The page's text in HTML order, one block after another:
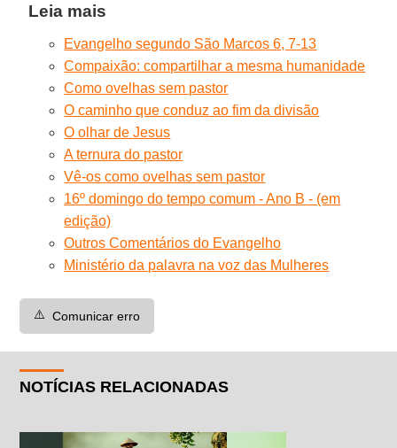
Leia mais
Evangelho segundo São Marcos 6, 7-13
Compaixão: compartilhar a mesma humanidade
Como ovelhas sem pastor
O caminho que conduz ao fim da divisão
O olhar de Jesus
A ternura do pastor
Vê-os como ovelhas sem pastor
16º domingo do tempo comum - Ano B - (em
edição)
Outros Comentários do Evangelho
Ministério da palavra na voz das Mulheres
⚠️ Comunicar erro
NOTÍCIAS RELACIONADAS